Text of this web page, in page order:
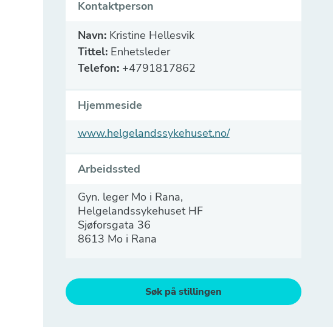
Kontaktperson
Navn:Kristine Hellesvik
Tittel:Enhetsleder
Telefon:+4791817862
Hjemmeside
www.helgelandssykehuset.no/
Arbeidssted
Gyn. leger Mo i Rana,
Helgelandssykehuset HF
Sjøforsgata 36
8613 Mo i Rana
Søk på stillingen